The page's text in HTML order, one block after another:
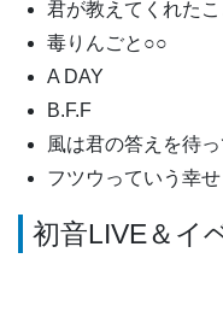
君が教えてくれたこ
毒りんごと○○
A DAY
B.F.F
風は君の答えを待
フツウっていう幸せ
初音LIVE＆イ